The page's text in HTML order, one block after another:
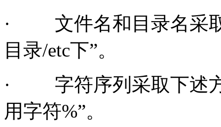
·
文件名和目录名采
目录/etc下”。
·
字符序列采取下述
用字符%”。